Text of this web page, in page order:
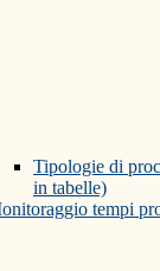
Tipologie di
in tabelle)
tempi